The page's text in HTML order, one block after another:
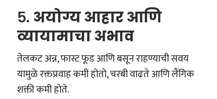
५. अयोग्य आहार आणि
व्यायामाचा अभाव
तेलकट अन्न, फास्ट फूड आणि बसून राहण्याची सवय
यामुळे रक्तप्रवाह कमी होतो, चरबी वाढते आणि लैंगिक
शक्ती कमी होते.